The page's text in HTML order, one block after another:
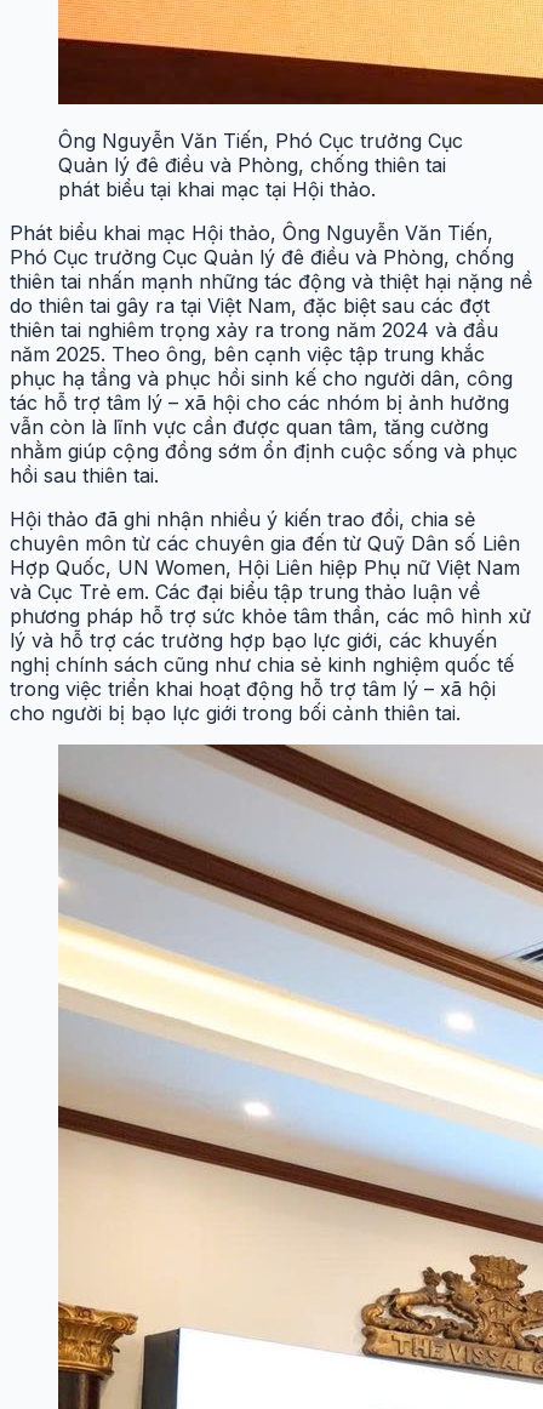
Ông Nguyễn Văn Tiến, Phó Cục trưởng Cục
Quản lý đê điều và Phòng, chống thiên tai
phát biểu tại khai mạc tại Hội thảo.
Phát biểu khai mạc Hội thảo, Ông Nguyễn Văn Tiến,
Phó Cục trưởng Cục Quản lý đê điều và Phòng, chống
thiên tai nhấn mạnh những tác động và thiệt hại nặng nề
do thiên tai gây ra tại Việt Nam, đặc biệt sau các đợt
thiên tai nghiêm trọng xảy ra trong năm 2024 và đầu
năm 2025. Theo ông, bên cạnh việc tập trung khắc
phục hạ tầng và phục hồi sinh kế cho người dân, công
tác hỗ trợ tâm lý – xã hội cho các nhóm bị ảnh hưởng
vẫn còn là lĩnh vực cần được quan tâm, tăng cường
nhằm giúp cộng đồng sớm ổn định cuộc sống và phục
hồi sau thiên tai.
Hội thảo đã ghi nhận nhiều ý kiến trao đổi, chia sẻ
chuyên môn từ các chuyên gia đến từ Quỹ Dân số Liên
Hợp Quốc, UN Women, Hội Liên hiệp Phụ nữ Việt Nam
và Cục Trẻ em. Các đại biểu tập trung thảo luận về
phương pháp hỗ trợ sức khỏe tâm thần, các mô hình xử
lý và hỗ trợ các trường hợp bạo lực giới, các khuyến
nghị chính sách cũng như chia sẻ kinh nghiệm quốc tế
trong việc triển khai hoạt động hỗ trợ tâm lý – xã hội
cho người bị bạo lực giới trong bối cảnh thiên tai.